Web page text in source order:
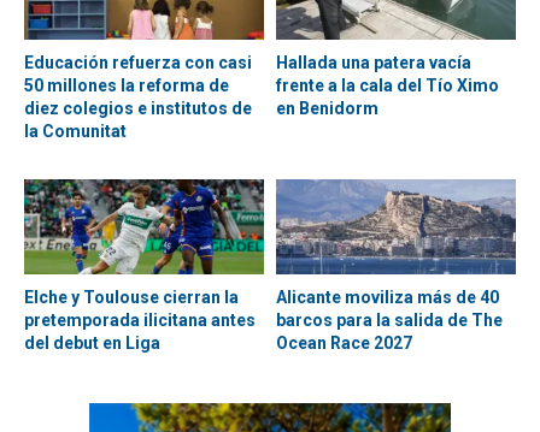
Educación refuerza con casi
50 millones la reforma de
diez colegios e institutos de
la Comunitat
Hallada una patera vacía
frente a la cala del Tío Ximo
en Benidorm
Elche y Toulouse cierran la
pretemporada ilicitana antes
del debut en Liga
Alicante moviliza más de 40
barcos para la salida de The
Ocean Race 2027